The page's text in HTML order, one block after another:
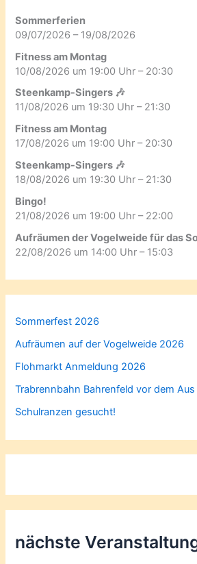
Sommerferien
09/07/2026 – 19/08/2026
Fitness am Montag
10/08/2026 um 19:00 Uhr – 20:30
Steenkamp-Singers 🎶
11/08/2026 um 19:30 Uhr – 21:30
Fitness am Montag
17/08/2026 um 19:00 Uhr – 20:30
Steenkamp-Singers 🎶
18/08/2026 um 19:30 Uhr – 21:30
Bingo!
21/08/2026 um 19:00 Uhr – 22:00
Aufräumen der Vogelweide für das
22/08/2026 um 14:00 Uhr – 15:03
Sommerfest 2026
Aufräumen auf der Vogelweide 2026
Flohmarkt Anmeldung 2026
Trabrennbahn Bahrenfeld vor dem Aus
Schulranzen gesucht!
nächste